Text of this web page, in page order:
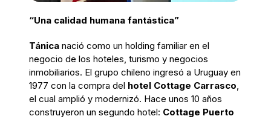
“Una calidad humana fantástica”
Tánica nació como un holding familiar en el
negocio de los hoteles, turismo y negocios
inmobiliarios. El grupo chileno ingresó a Uruguay en
1977 con la compra del hotel Cottage Carrasco,
el cual amplió y modernizó. Hace unos 10 años
construyeron un segundo hotel: Cottage Puerto